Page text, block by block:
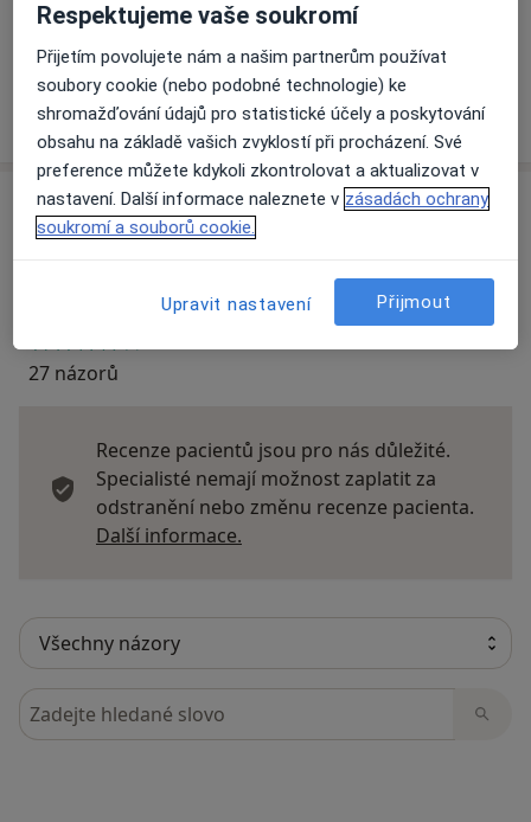
Na teto adrese lékař přijímá pacienty na pojišťovnu
Detaily
Víceo adrese
Názory
27 názorů
Recenze pacientů jsou pro nás důležité.
Specialisté nemají možnost zaplatit za
odstranění nebo změnu recenze pacienta.
Další informace.
Hledejte v názorech
Respektujeme vaše soukromí
Přijetím povolujete nám a našim partnerům používat
soubory cookie (nebo podobné technologie) ke
shromažďování údajů pro statistické účely a poskytování
obsahu na základě vašich zvyklostí při procházení. Své
preference můžete kdykoli zkontrolovat a aktualizovat v
nastavení. Další informace naleznete v zásadách ochrany
soukromí a souborů cookie.
Upravit nastavení Přijmout